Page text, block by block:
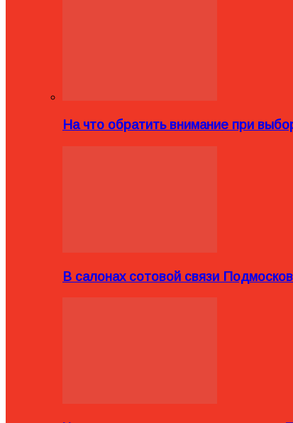
На что обратить внимание при
В салонах сотовой связи